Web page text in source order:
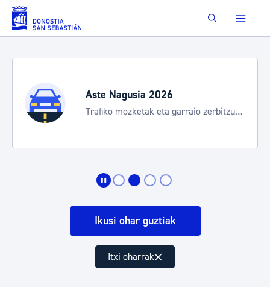
Eduki nagusira joan Buscar
Aste Nagusia 2026
Trafiko mozketak eta garraio zerbitzu
Ikusi ohar guztiak
Itxi oharrak